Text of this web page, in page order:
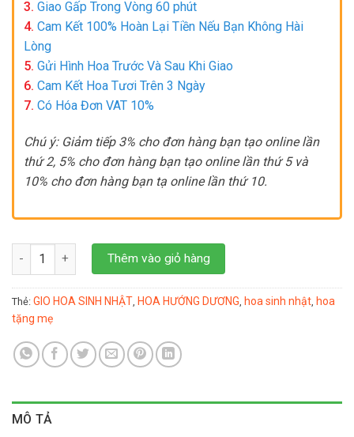
3. Giao Gấp Trong Vòng 60 phút
4. Cam Kết 100% Hoàn Lại Tiền Nếu Bạn Không Hài
Lòng
5. Gửi Hình Hoa Trước Và Sau Khi Giao
6. Cam Kết Hoa Tươi Trên 3 Ngày
7. Có Hóa Đơn VAT 10%
Chú ý: Giảm tiếp 3% cho đơn hàng bạn tạo online lần
thứ 2, 5% cho đơn hàng bạn tạo online lần thứ 5 và
10% cho đơn hàng bạn tạ online lần thứ 10.
VÒNG HOA GIÃ TỪ số lượngThêm vào giỏ hàng
Thẻ: GIO HOA SINH NHẬT, HOA HƯỚNG DƯƠNG, hoa sinh nhật, hoa
tặng mẹ
MÔ TẢ